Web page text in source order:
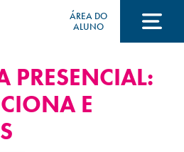
ÁREA DO
ALUNO
PRESENCIAL:
E